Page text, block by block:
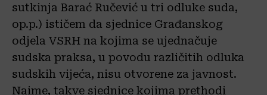
sutkinja Barać Ručević u tri odluke suda,
op.p.) ističem da sjednice Građanskog
odjela VSRH na kojima se ujednačuje
sudska praksa, u povodu različitih odluka
sudskih vijeća, nisu otvorene za javnost.
Naime, takve sjednice kojima prethodi